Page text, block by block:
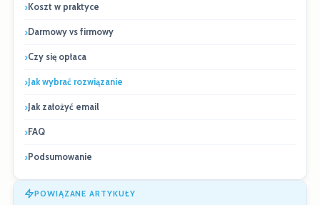
Koszt w praktyce
Darmowy vs firmowy
Czy się opłaca
Jak wybrać rozwiązanie
Jak założyć email
FAQ
Podsumowanie
POWIĄZANE ARTYKUŁY